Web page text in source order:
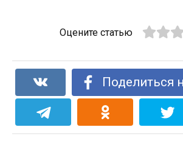
Оцените статью
Поделиться